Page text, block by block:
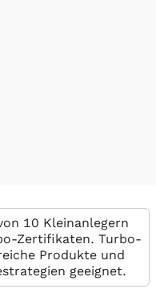
10 Kleinanlegern
Zertifikaten. Turbo-
Produkte und
geeignet.